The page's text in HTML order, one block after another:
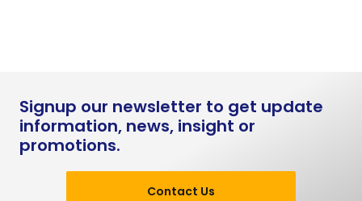
Signup our newsletter to get update
information, news, insight or
promotions.
Contact Us